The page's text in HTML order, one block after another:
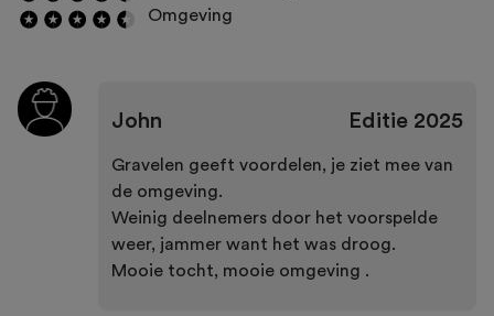
Omgeving
John Editie2025
Gravelen geeft voordelen, je ziet mee van
de omgeving.
Weinig deelnemers door het voorspelde
weer, jammer want het was droog.
Mooie tocht, mooie omgeving .